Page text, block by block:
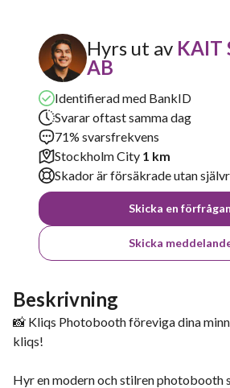
Hyrs ut av KAIT
AB
Identifierad med BankID
Svarar oftast samma dag
71% svarsfrekvens
Stockholm City 1 km
Skador är försäkrade utan
Skicka en förfrågan
Skicka
Beskrivning
📸 Kliqs Photobooth föreviga dina
kliqs!
Hyr en modern och stilren photobooth